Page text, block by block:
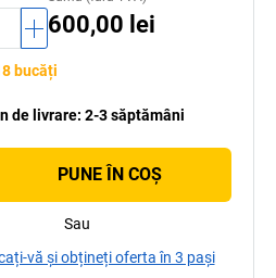
600,00 lei
bucăți
de livrare: 2-3 săptămâni
PUNE ÎN COŞ
Sau
vă și obțineți oferta în 3 pași